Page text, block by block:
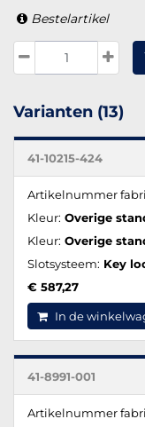
Bestelartikel
Varianten (13)
41-10215-424
Artikelnummer
Kleur: Overige
Kleur: Overige
Slotsysteem: Key
€ 587,27
In de
41-8991-001
Artikelnummer